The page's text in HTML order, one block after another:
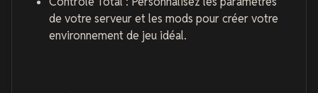
de votre serveur et les mods pour créer votre
environnement de jeu idéal.